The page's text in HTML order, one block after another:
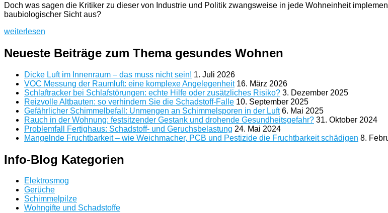
Doch was sagen die Kritiker zu dieser von Industrie und Politik zwangsweise in jede Wohneinheit
baubiologischer Sicht aus?
„Smart
Zwangseinbau:
Elektrosmog
Haus“
weiterlesen
Neueste Beiträge zum Thema gesundes Wohnen
Dicke Luft im Innenraum – das muss nicht sein! 1. Juli 2026
VOC Messung der Raumluft: eine komplexe Angelegenheit 16. März 2026
Schlaftracker bei Schlafstörungen: echte Hilfe oder zusätzliches Risiko? 3. Dezember 2025
Reizvolle Altbauten: so verhindern Sie die Schadstoff-Falle 10. September 2025
Gefährlicher Schimmelbefall: Unmengen an Schimmelsporen in der Luft 6. Mai 2025
Rauch in der Wohnung: festsitzender Gestank und drohende Gesundheitsgefahr? 31. Oktober 2024
Problemfall Fertighaus: Schadstoff- und Geruchsbelastung 24. Mai 2024
Mangelnde Fruchtbarkeit – wie Weichmacher, PCB und Pestizide die Fruchtbarkeit schädigen 8.
Info-Blog Kategorien
Elektrosmog
Gerüche
Schimmelpilze
Wohngifte und Schadstoffe